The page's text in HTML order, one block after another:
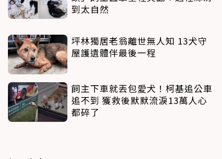
到太自然
坪林獨居老翁離世無人知 13犬守
屋護遺體伴最後一程
飼主下車就丟包愛犬！柯基追公車
追不到 獲救後默默流淚13萬人心
都碎了